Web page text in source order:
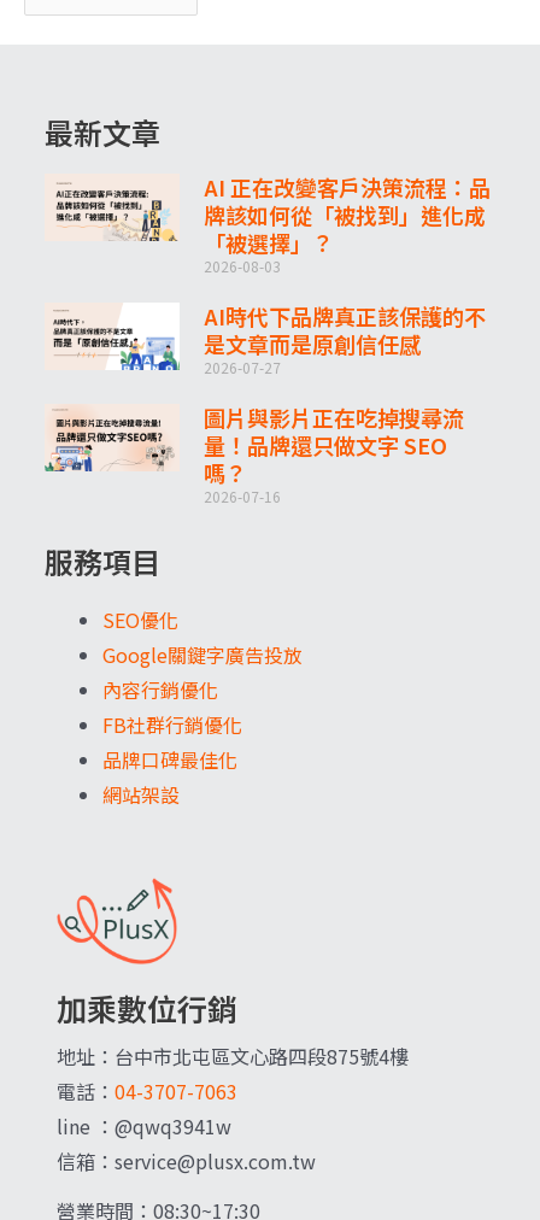
加乘數位行銷
地址：台中市北屯區文心路四段875號4樓
電話： 04-3707-7063
line ：@qwq3941w
信箱：service@plusx.com.tw
營業時間：08:30~17:30
服務項目
SEO優化
Google關鍵字廣告投放
內容行銷優化
FB社群行銷優化
品牌口碑最佳化
網站架設
最新文章
AI 正在改變客戶決策流程：品
牌該如何從「被找到」進化成
「被選擇」？
2026-08-03
AI時代下品牌真正該保護的不
是文章而是原創信任感
2026-07-27
圖片與影片正在吃掉搜尋流
量！品牌還只做文字 SEO
嗎？
2026-07-16